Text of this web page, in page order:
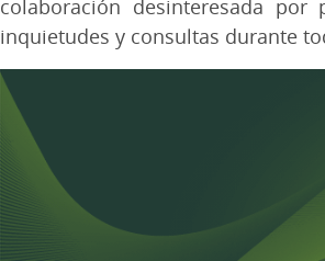
colaboración desinteresada
inquietudes y consultas durante